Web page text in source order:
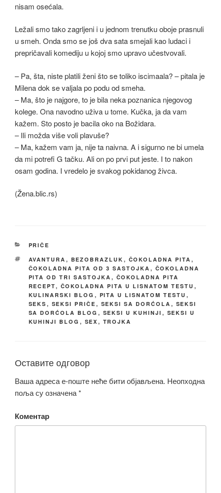
nisam osećala.
Ležali smo tako zagrljeni i u jednom trenutku oboje prasnuli
u smeh. Onda smo se još dva sata smejali kao ludaci i
prepričavali komediju u kojoj smo upravo učestvovali.
– Pa, šta, niste platili ženi što se toliko iscimaala? – pitala je
Milena dok se valjala po podu od smeha.
– Ma, što je najgore, to je bila neka poznanica njegovog
kolege. Ona navodno uživa u tome. Kučka, ja da vam
kažem. Sto posto je bacila oko na Božidara.
– Ili možda više voli plavuše?
– Ma, kažem vam ja, nije ta naivna. A i sigurno ne bi umela
da mi potrefi G tačku. Ali on po prvi put jeste. I to nakon
osam godina. I vredelo je svakog pokidanog živca.
(Žena.blic.rs)
КАТЕГОРИЈЕ
PRIČE
ОЗНАКЕ
AVANTURA , BEZOBRAZLUK , ČOKOLADNA PITA ,
ČOKOLADNA PITA OD 3 SASTOJKA , ČOKOLADNA
PITA OD TRI SASTOJKA , ČOKOLADNA PITA
RECEPT, ČOKOLADNA PITA U LISNATOM TESTU ,
KULINARSKI BLOG , PITA U LISNATOM TESTU ,
SEKS , SEKSI PRIČE , SEKSI SA DORĆOLA , SEKSI
SA DORĆOLA BLOG , SEKSI U KUHINJI , SEKSI U
KUHINJI BLOG , SEX , TROJKA
Оставите одговор
Ваша адреса е-поште неће бити објављена. Неопходна
поља су означена*
Коментар